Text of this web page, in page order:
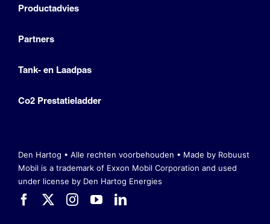
Productadvies
Partners
Tank- en Laadpas
Co2 Prestatieladder
Den Hartog • Alle rechten voorbehouden • Made by Robuust
Mobil is a trademark of Exxon Mobil Corporation and used
under license by Den Hartog Energies